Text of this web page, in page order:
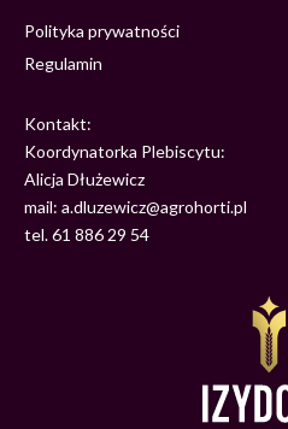
Polityka prywatności
Regulamin
Kontakt:
Koordynatorka Plebiscytu:
Alicja Dłużewicz
mail: a.dluzewicz@agrohorti.pl
tel. 61 886 29 54